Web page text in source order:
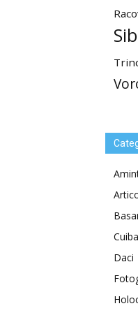
Daci